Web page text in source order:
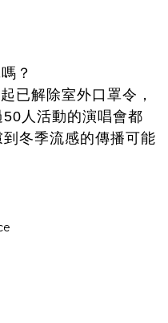
？
已解除室外口罩令，
人活動的演唱會都
冬季流感的傳播可能